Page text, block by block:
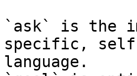
`ask` is the
specific,
language.